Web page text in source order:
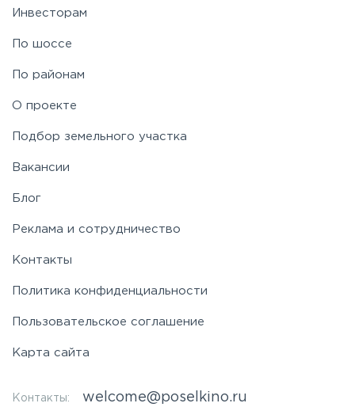
Инвесторам
По шоссе
По районам
О проекте
Подбор земельного участка
Вакансии
Блог
Реклама и сотрудничество
Контакты
Политика конфиденциальности
Пользовательское соглашение
Карта сайта
Контакты: welcome@poselkino.ru